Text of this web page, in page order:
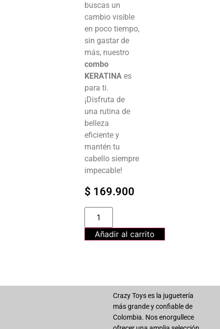
buscas un
cambio visible
en poco tiempo,
sin gastar de
más, nuestro
combo
KERATINA es
para ti.
¡Disfruta de
una rutina de
belleza
eficiente y
mantén tu
cabello siempre
impecable!
$ 169.900
Añadir al carrito
Crazy Toys es la juguetería
más grande y confiable de
Colombia. Nos enorgullece